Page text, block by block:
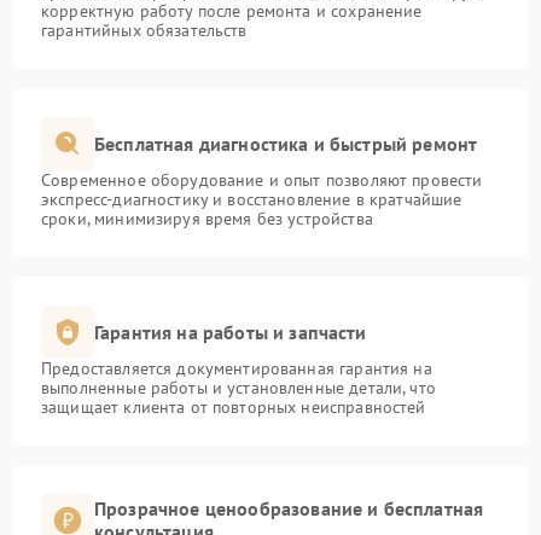
корректную работу после ремонта и сохранение
гарантийных обязательств
Бесплатная диагностика и быстрый ремонт
Современное оборудование и опыт позволяют провести
экспресс-диагностику и восстановление в кратчайшие
сроки, минимизируя время без устройства
Гарантия на работы и запчасти
Предоставляется документированная гарантия на
выполненные работы и установленные детали, что
защищает клиента от повторных неисправностей
Прозрачное ценообразование и бесплатная